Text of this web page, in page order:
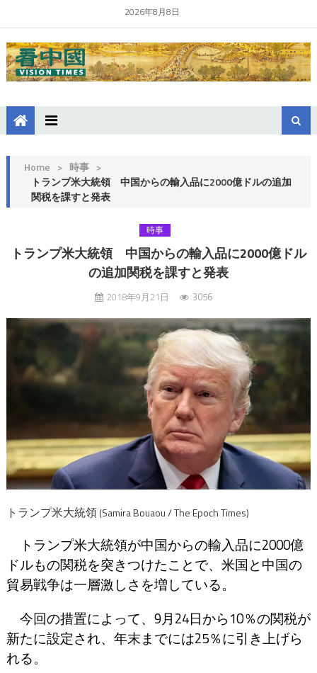
2026年8月8日
Home > 時事 >
トランプ米大統領 中国からの輸入品に2000億ドルの追加
関税を課すと発表
時事
トランプ米大統領 中国からの輸入品に2000億ドル
の追加関税を課すと発表
2018年9月21日 3056
トランプ米大統領(Samira Bouaou / The Epoch Times)
トランプ米大統領が中国からの輸入品に2000億
ドルもの関税を突きつけたことで、米国と中国の
貿易戦争は一層激しさを増している。
今回の措置によって、9月24日から10％の関税が
新たに設定され、年末までには25％に引き上げら
れる。